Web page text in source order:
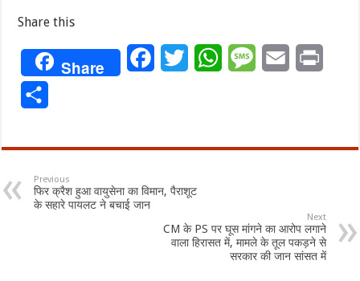
Share this
Share FacebookTwitterWhatsAppMessageEmail
Previous
फिर क्रैश हुआ वायुसेना का विमान, पैराशूट
के सहारे पायलट ने बचाई जान
Next
CM के PS पर घूस मांगने का आरोप लगाने
वाला हिरासत में, मामले के तूल पकड़ने से
सरकार की जान सांसत में